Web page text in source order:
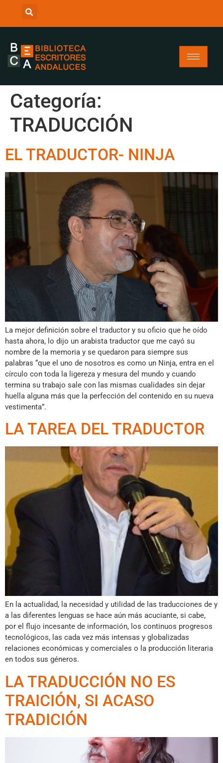
Categoría:
TRADUCCIÓN
EL TRADUCTOR- NINJA
La mejor definición sobre el traductor y su oficio que he oído
hasta ahora, lo dijo un arabista traductor que me cayó su
nombre de la memoria y se quedaron para siempre sus
palabras “que el uno de nosotros es como un Ninja, entra en el
círculo con toda la ligereza y mesura del mundo y cuando
termina su trabajo sale con las mismas cualidades sin dejar
huella alguna más que la perfección del contenido en su nueva
vestimenta”.
LA TAREA DEL TRADUCTOR
En la actualidad, la necesidad y utilidad de las traducciones de y
a las diferentes lenguas se hace aún más acuciante, si cabe,
por el flujo incesante de información, los continuos progresos
tecnológicos, las cada vez más intensas y globalizadas
relaciones económicas y comerciales o la producción literaria
en todos sus géneros.
LA TRADUCCIÓN NO ES
TRAICIÓN, SI ACASO
TRADICIÓN